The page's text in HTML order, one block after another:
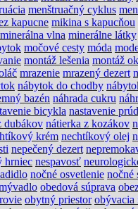
menštruačný cyklus
kapucne mikina s kapucňou
minerálna vlna minerálne látky
močové cesty móda
montáž lešenia montáž
mrazenie mrazený dezert
nábytok do chodby
bazén náhrada cukru
bicykla nastavenie
dubákov nátierka z kozákov
krém nechtíkový olej
nepečený dezert
hrniec nespavosť
nočné osvetlenie nočné
obedová súprava
obytný priestor obývacia